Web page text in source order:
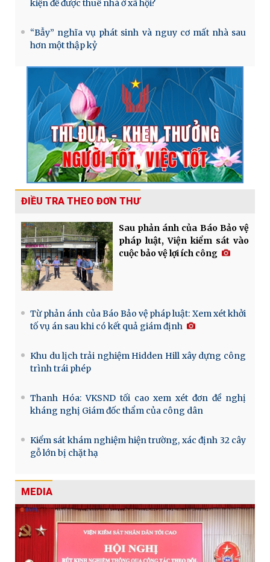
kiện để được thuê nhà ở xã hội?
“Bẫy” nghĩa vụ phát sinh và nguy cơ mất nhà sau
hơn một thập kỷ
ĐIỀU TRA THEO ĐƠN THƯ
Sau phản ánh của Báo Bảo vệ
pháp luật, Viện kiểm sát vào
cuộc bảo vệ lợi ích công
Từ phản ánh của Báo Bảo vệ pháp luật: Xem xét khởi
tố vụ án sau khi có kết quả giám định
Khu du lịch trải nghiệm Hidden Hill xây dựng công
trình trái phép
Thanh Hóa: VKSND tối cao xem xét đơn đề nghị
kháng nghị Giám đốc thẩm của công dân
Kiểm sát khám nghiệm hiện trường, xác định 32 cây
gỗ lớn bị chặt hạ
MEDIA